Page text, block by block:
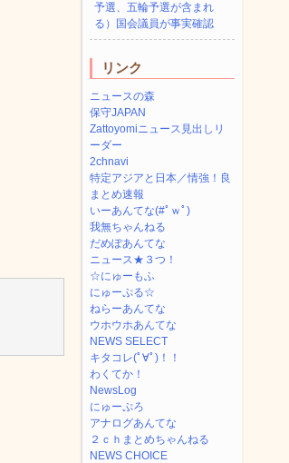
予選、五輪予選が含まれ
る）国会議員が事実確認
リンク
ニュースの森
保守JAPAN
Zattoyomiニュース見出しリ
ーダー
2chnavi
特定アジアと日本／情強！良
まとめ速報
いーあんてな(#ﾟｗﾟ)
我無ちゃんねる
だめぽあんてな
ニュース★３つ！
☆にゅーもふ
にゅーぷる☆
ねらーあんてな
ウホウホあんてな
NEWS SELECT
キタコレ(ﾟ∀ﾟ)！！
わくてか！
NewsLog
にゅーぷろ
アナログあんてな
２ｃｈまとめちゃんねる
NEWS CHOICE